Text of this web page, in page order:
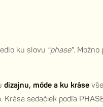
ku slovu “phase”. Možno
dizajnu, móde a ku kráse
Krása sedačiek podľa